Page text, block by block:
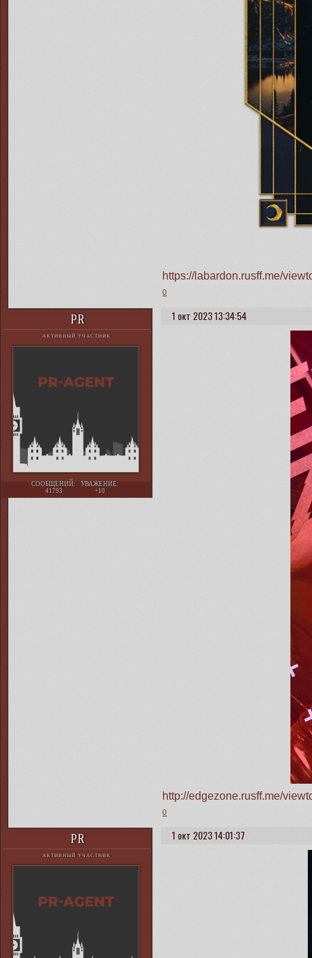
https://labardon.rusff.me/
0
1 окт 2023 13:34:54
PR
АКТИВНЫЙ УЧАСТНИК
СООБЩЕНИЙ:
41793
УВАЖЕНИЕ:
+10
http://edgezone.rusff.me/
0
1 окт 2023 14:01:37
PR
АКТИВНЫЙ УЧАСТНИК